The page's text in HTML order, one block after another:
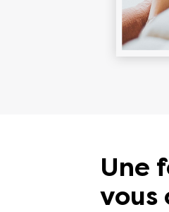
Une
vous